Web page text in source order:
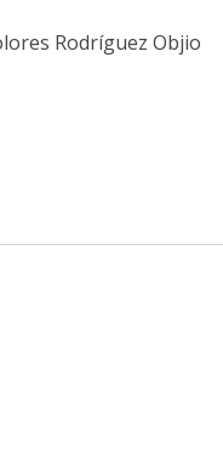
Rodríguez Objio